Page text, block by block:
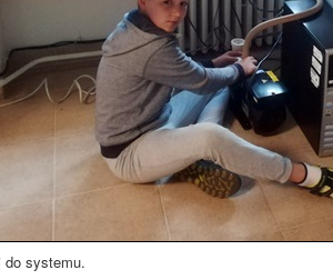
do systemu.